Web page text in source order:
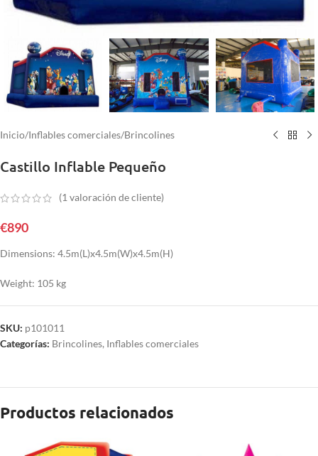
Inicio/Inflables comerciales/Brincolines
Castillo Inflable Pequeño
(1valoración de cliente)
€890
Dimensions: 4.5m(L)x4.5m(W)x4.5m(H)
Weight: 105 kg
SKU: p101011
Categorías: Brincolines, Inflables comerciales
Productos relacionados